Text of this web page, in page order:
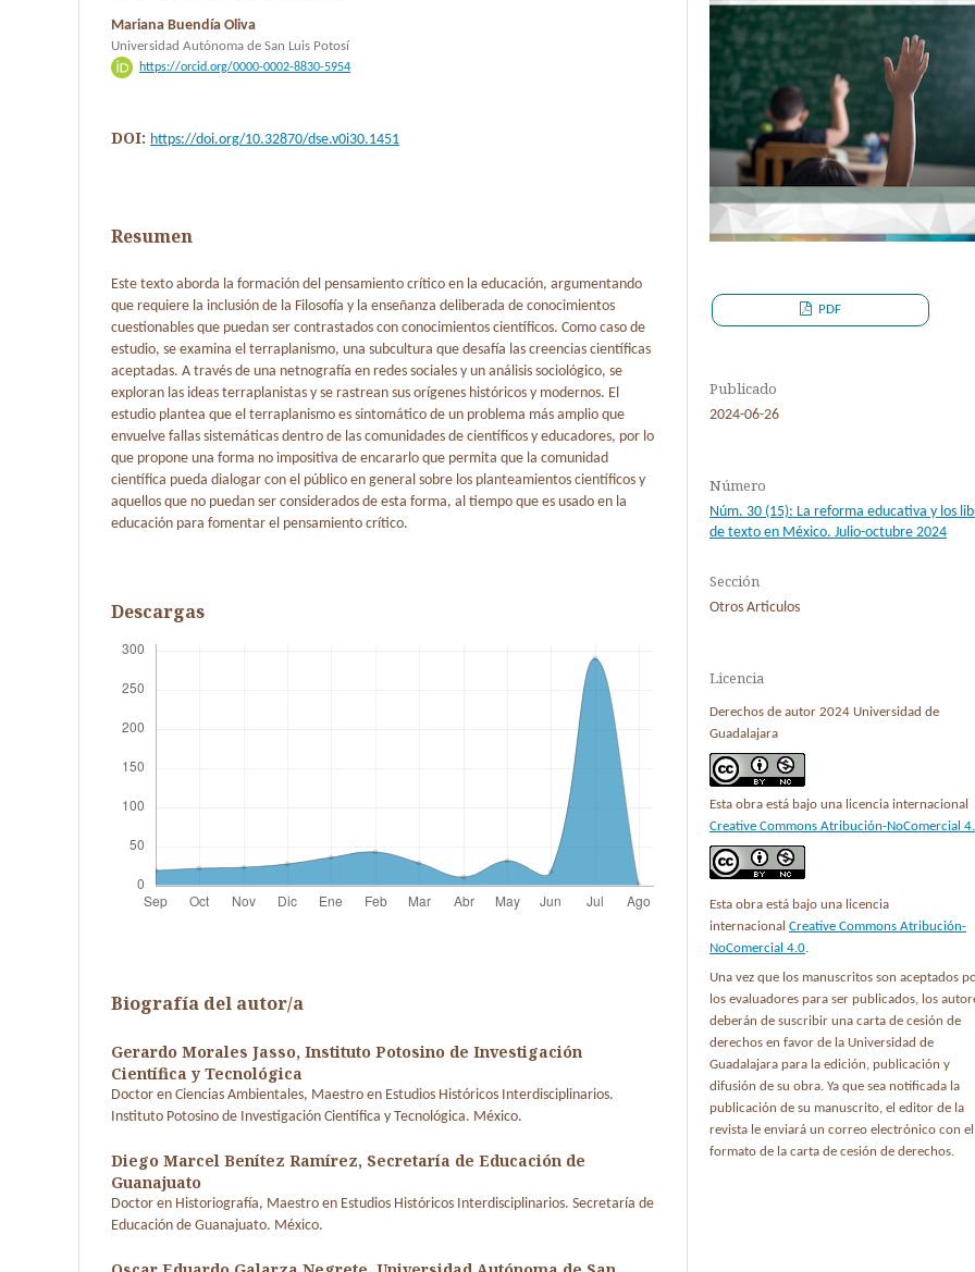
Mariana Buendía Oliva
Universidad Autónoma de San Luis Potosí
https://orcid.org/0000-0002-8830-5954
DOI: https://doi.org/10.32870/dse.v0i30.1451
Resumen
Este texto aborda la formación del pensamiento crítico en la educación, argumentando
que requiere la inclusión de la Filosofía y la enseñanza deliberada de conocimientos
cuestionables que puedan ser contrastados con conocimientos científicos. Como caso de
estudio, se examina el terraplanismo, una subcultura que desafía las creencias científicas
aceptadas. A través de una netnografía en redes sociales y un análisis sociológico, se
exploran las ideas terraplanistas y se rastrean sus orígenes históricos y modernos. El
estudio plantea que el terraplanismo es sintomático de un problema más amplio que
envuelve fallas sistemáticas dentro de las comunidades de científicos y educadores, por lo
que propone una forma no impositiva de encararlo que permita que la comunidad
científica pueda dialogar con el público en general sobre los planteamientos científicos y
aquellos que no puedan ser considerados de esta forma, al tiempo que es usado en la
educación para fomentar el pensamiento crítico.
Descargas
Biografía del autor/a
Gerardo Morales Jasso, Instituto Potosino de Investigación
Científica y Tecnológica
Doctor en Ciencias Ambientales, Maestro en Estudios Históricos Interdisciplinarios.
Instituto Potosino de Investigación Científica y Tecnológica. México.
Diego Marcel Benítez Ramírez, Secretaría de Educación de
Guanajuato
Doctor en Historiografía, Maestro en Estudios Históricos Interdisciplinarios. Secretaría de
Educación de Guanajuato. México.
PDF
Publicado
2024-06-26
Número
Núm. 30 (15): La reforma educativa y los
de texto en México. Julio-octubre 2024
Sección
Otros Articulos
Licencia
Derechos de autor 2024 Universidad de
Guadalajara
Esta obra está bajo una licencia internacional
Creative Commons Atribución-NoComercial
Esta obra está bajo una licencia
internacional Creative Commons Atribución-
NoComercial 4.0.
Una vez que los manuscritos son aceptados
los evaluadores para ser publicados, los
deberán de suscribir una carta de cesión de
derechos en favor de la Universidad de
Guadalajara para la edición, publicación y
difusión de su obra. Ya que sea notificada la
publicación de su manuscrito, el editor de la
revista le enviará un correo electrónico con el
formato de la carta de cesión de derechos.